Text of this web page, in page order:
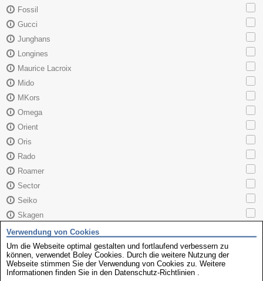
Fossil
Gucci
Junghans
Longines
Maurice Lacroix
Mido
MKors
Omega
Orient
Oris
Rado
Roamer
Sector
Seiko
Skagen
TAG Heuer
Tissot
Zenith
Verwendung von Cookies
Um die Webseite optimal gestalten und fortlaufend verbessern zu
können, verwendet Boley Cookies. Durch die weitere Nutzung der
Webseite stimmen Sie der Verwendung von Cookies zu. Weitere
Informationen finden Sie in den Datenschutz-Richtlinien